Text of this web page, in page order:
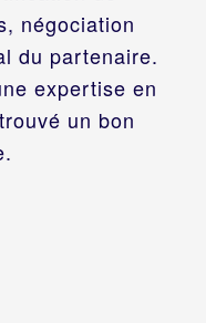
négociation
du partenaire.
expertise en
un bon